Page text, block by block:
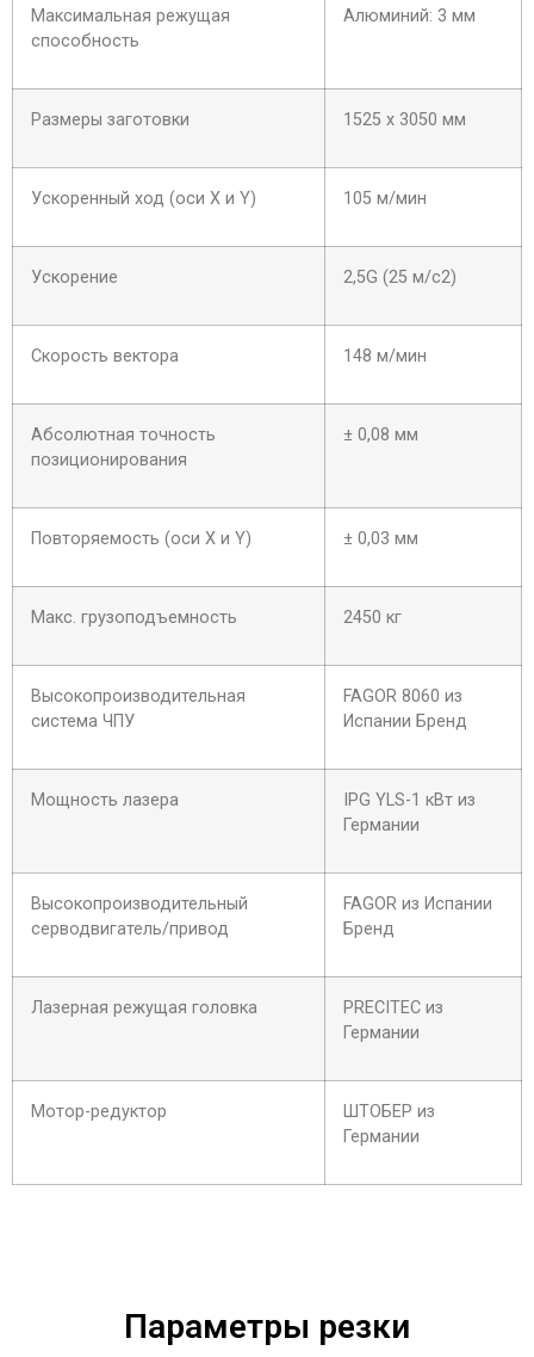
Максимальная режущая
способность
Алюминий: 3 мм
Размеры заготовки 1525 х 3050 мм
Ускоренный ход (оси X и Y) 105 м/мин
Ускорение 2,5G (25 м/с2)
Скорость вектора 148 м/мин
Абсолютная точность
позиционирования
± 0,08 мм
Повторяемость (оси X и Y) ± 0,03 мм
Макс. грузоподъемность 2450 кг
Высокопроизводительная
система ЧПУ
FAGOR 8060 из
Испании Бренд
Мощность лазера
IPG YLS-1 кВт из
Германии
Высокопроизводительный
серводвигатель/привод
FAGOR из Испании
Бренд
Лазерная режущая головка
PRECITEC из
Германии
Мотор-редуктор
ШТОБЕР из
Германии
Параметры резки